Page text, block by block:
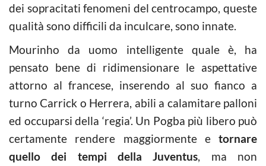
dei sopracitati fenomeni del centrocampo, queste
qualità sono difficili da inculcare, sono innate.
Mourinho da uomo intelligente quale è, ha
pensato bene di ridimensionare le aspettative
attorno al francese, inserendo al suo fianco a
turno Carrick o Herrera, abili a calamitare palloni
ed occuparsi della ‘regia’. Un Pogba più libero può
certamente rendere maggiormente e tornare
quello dei tempi della Juventus, ma non